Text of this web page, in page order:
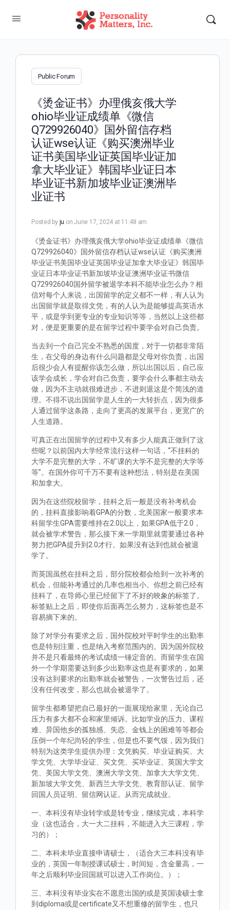
Public Forum
《烫金证书》办理俄亥俄大学
ohio毕业证成绩单《微信
Q729926040》国外留信存档
认证wse认证《购买澳洲毕业
证书美国毕业证英国毕业证加
拿大毕业证》韩国毕业证日本
毕业证书新加坡毕业证澳洲毕
业证书
Posted by ju on June 17, 2024 at 11:48 am
《烫金证书》办理俄亥俄大学ohio毕业证成绩单《微信
Q729926040》国外留信存档认证wse认证《购买澳洲
毕业证书美国毕业证英国毕业证加拿大毕业证》韩国毕
业证日本毕业证书新加坡毕业证澳洲毕业证书微信
Q729926040国外留学被退学本科不能毕业怎么办？相
信对每个人来说，出国留学的定义都不一样，有人认为
出国留学就是取得文凭，有的人认为是能够提高英语水
平，或是学到更专业的专业知识等等，当然以上这些都
对，便是更重要的是在留学过程中要学会对自己负责。
当去到一个自己完全不熟悉的国度，对于一切都非常陌
生，在父母的身边有什么问题都是父母对你负责，出国
后很少会人有提醒你该怎么做，所以出国以后，自己应
该学会成长，学会对自己负责，要学会什么事都主动去
做，因为不主动就很难进步，不进则退这是个简浅的道
理。不得不说出国留学是人生的一大转折点，因为很多
人通过留学这条路，走向了更高的发展平台，更宽广的
人生道路。
可真正在出国留学的过程中又有多少人能真正做到了这
些呢？以前国内大学经常流行这样一句话，“不挂科的
大学不是完整的大学，不旷课的大学不是完整的大学等
等”。在国外你可千万不要有这种想法，特别是在美国
和加拿大。
因为在这些院校留学，挂科之后一般是没有补考机会
的，挂科直接影响着GPA的分数，北美国家一般要求本
科留学生GPA需要维持在2.0以上，如果GPA低于2.0，
就会被学术警告，那么接下来一学期里就需要通过各种
努力把GPA提升到2.0才行。如果没有达到也就会被退
学了。
而英国虽然在挂科之后，部分院校都会给到一次补考的
机会，但能补考通过的几率也相当小。你想之前已经有
挂科了，在导师心里已经留下了不好的映象的标签了。
标签贴上之后，即使你后面再怎么努力，这标签也是不
容易摘下来的。
除了对学分有要求之后，国外院校对平时学生的出勤率
也是特别注重，也是纳入考察范围内的。因为国外院校
并不是只看最终的考试成绩一锤定音的。而留学生在国
外一个学期需要达到多少出勤率这也是有要求的，如果
没有达到要求的出勤率就会被警告，一次警告过后，还
没有任何改变，那么也就会被退学了。
留学生都希望把自己最好的一面展现给家里，无论自己
压力有多大都不会和家里倾诉。比如学业的压力、课程
难、异国他乡的孤独感、失恋、金钱上的困难等等都会
压倒一个年纪尚轻的学生，但是也不要气馁，因为我们
特别为这类学生提供办理：文凭购买、毕业证购买、大
学文凭、大学毕业证、买文凭、买毕业证、英国大学文
凭、美国大学文凭、澳洲大学文凭、加拿大大学文凭、
新加坡大学文凭、新西兰大学文凭、教育部认证、留学
回国人员证明、留信网认证。从而完成就业。
一、本科没有毕业转学或是转专业，继续完成，本科学
业（这也适合，大一大二挂科，不能进入大三课程，学
习的）；
二、本科未毕业直接申请硕士，（适合大三本科没有毕
业的，英国一年制授课试硕士，时间短，含金量高，一
年之后顺利毕业回国就可以进入工作岗位。）；
三、本科没有毕业实在不愿意出国的或是英国读硕士拿
到diploma或是certificate又不想重修的留学生，也只